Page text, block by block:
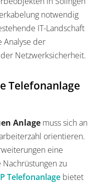
notwendig
IT-Landschaft
Analyse der
Netzwerksicherheit.
Telefonanlage
Anlage muss sich an
orientieren.
eine
zu
Telefonanlage bietet